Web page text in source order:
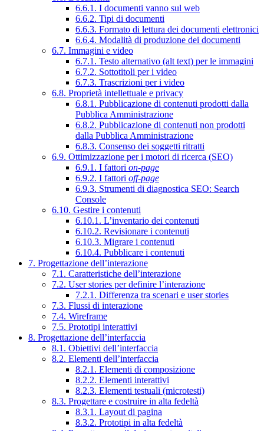
6.6.1. I documenti vanno sul web
6.6.2. Tipi di documenti
6.6.3. Formato di lettura dei documenti elettronici
6.6.4. Modalità di produzione dei documenti
6.7. Immagini e video
6.7.1. Testo alternativo (alt text) per le immagini
6.7.2. Sottotitoli per i video
6.7.3. Trascrizioni per i video
6.8. Proprietà intellettuale e privacy
6.8.1. Pubblicazione di contenuti prodotti dalla
Pubblica Amministrazione
6.8.2. Pubblicazione di contenuti non prodotti
dalla Pubblica Amministrazione
6.8.3. Consenso dei soggetti ritratti
6.9. Ottimizzazione per i motori di ricerca (SEO)
6.9.1. I fattori on-page
6.9.2. I fattori off-page
6.9.3. Strumenti di diagnostica SEO: Search
Console
6.10. Gestire i contenuti
6.10.1. L’inventario dei contenuti
6.10.2. Revisionare i contenuti
6.10.3. Migrare i contenuti
6.10.4. Pubblicare i contenuti
7. Progettazione dell’interazione
7.1. Caratteristiche dell’interazione
7.2. User stories per definire l’interazione
7.2.1. Differenza tra scenari e user stories
7.3. Flussi di interazione
7.4. Wireframe
7.5. Prototipi interattivi
8. Progettazione dell’interfaccia
8.1. Obiettivi dell’interfaccia
8.2. Elementi dell’interfaccia
8.2.1. Elementi di composizione
8.2.2. Elementi interattivi
8.2.3. Elementi testuali (microtesti)
8.3. Progettare e costruire in alta fedeltà
8.3.1. Layout di pagina
8.3.2. Prototipi in alta fedeltà